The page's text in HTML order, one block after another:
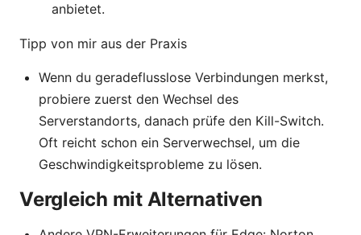
anbietet.
Tipp von mir aus der Praxis
Wenn du geradeflusslose Verbindungen merkst,
probiere zuerst den Wechsel des
Serverstandorts, danach prüfe den Kill-Switch.
Oft reicht schon ein Serverwechsel, um die
Geschwindigkeitsprobleme zu lösen.
Vergleich mit Alternativen